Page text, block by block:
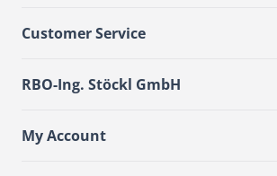
Customer Service
RBO-Ing. Stöckl GmbH
My Account